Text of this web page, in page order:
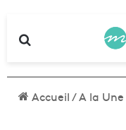
Accueil/A la Une